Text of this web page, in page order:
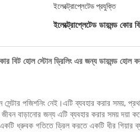
ইলেক্ট্রোপ্লেটেড প্রযুক্তি
ইলেক্ট্রোপ্লেটেড ডায়মন্ড কোর
বিট হোল স্টোন ড্রিলিং এর জন্য ডায়মন্ড হোল
পজিশনিং নেই।এটি ব্যবহার করার সময়,
জীবন বাড়ানোর জন্য এটি ব্যবহার করার সময় দয়া
ধ্রুবক গতিতে ড্রিল করতে একটি ধীর গিয়ার